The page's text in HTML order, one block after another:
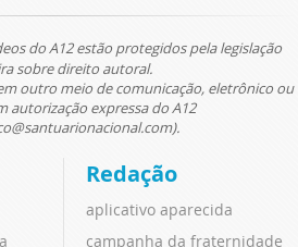
do A12 estão protegidos pela legislação
sobre direito autoral.
outro meio de comunicação, eletrônico ou
autorização expressa do A12
Redação
aplicativo aparecida
campanha da fraternidade